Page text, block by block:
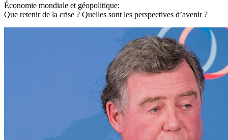
Économie mondiale et géopolitique:
Que retenir de la crise ? Quelles sont les perspectives d’avenir ?